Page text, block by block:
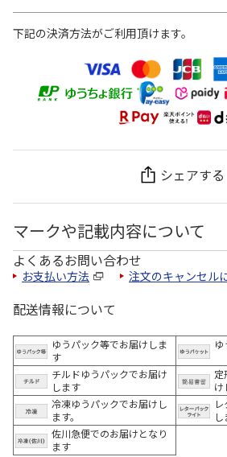
下記の決済方法がご利用頂けます。
シェアする
マークや記載内容について
よくあるお問い合わせ
お支払い方法 注文のキャンセル
配送情報について
ゆうパック等でお届けしま
す
チルドゆうパックでお届け
します
定
け
冷凍ゆうパックでお届けし
ます。
佐川急便でのお届けとなり
ます